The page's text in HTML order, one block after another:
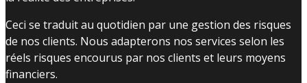
Ceci se traduit au quotidien par une gestion des risques
de nos clients. Nous adapterons nos services selon les
réels risques encourus par nos clients et leurs moyens
financiers.